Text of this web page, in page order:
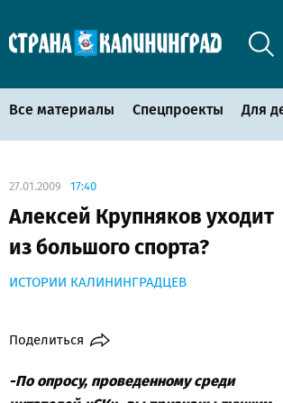
Все материалы Спецпроекты Для
27.01.2009 17:40
Алексей Крупняков уходит
из большого спорта?
ИСТОРИИ КАЛИНИНГРАДЦЕВ
Поделиться
-По опросу, проведенному среди